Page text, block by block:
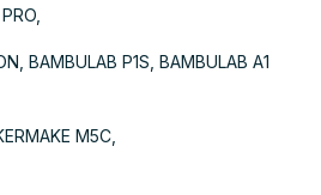
BAMBULAB P1S, BAMBULAB A1
M5C,